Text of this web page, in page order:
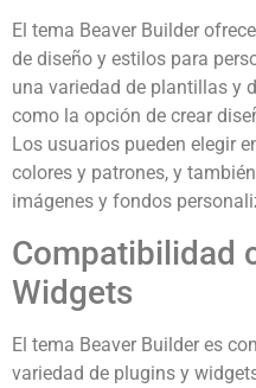
El tema Beaver Builder
de diseño y estilos para
una variedad de plantillas y
como la opción de crear
Los usuarios pueden elegir
colores y patrones, y
imágenes y fondos
Compatibilidad
Widgets
El tema Beaver Builder es
variedad de plugins y